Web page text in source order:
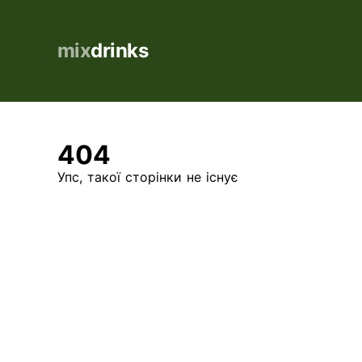
mixdrinks
404
Упс, такої сторінки не існує